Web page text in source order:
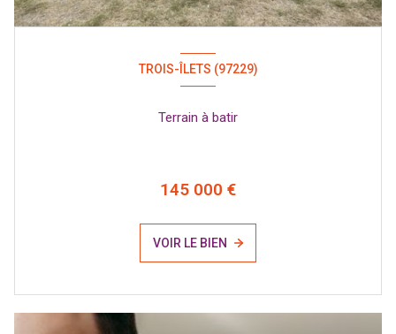
TROIS-ÎLETS (97229)
Terrain à batir
145 000 €
VOIR LE BIEN